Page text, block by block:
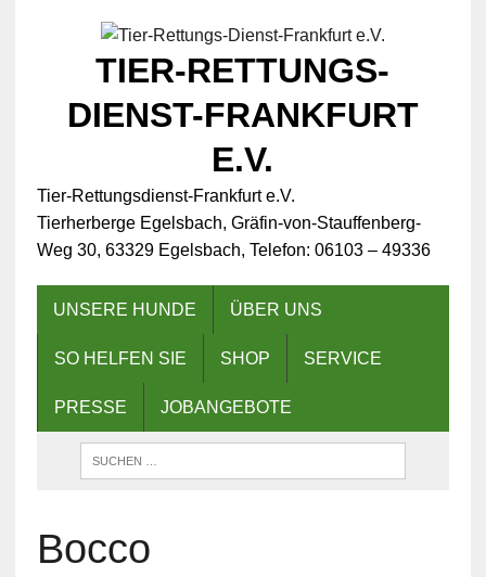
TIER-RETTUNGS-
DIENST-FRANKFURT
E.V.
Tier-Rettungsdienst-Frankfurt e.V.
Tierherberge Egelsbach, Gräfin-von-Stauffenberg-
Weg 30, 63329 Egelsbach, Telefon: 06103 – 49336
UNSERE HUNDE ÜBER UNS
SO HELFEN SIE SHOP SERVICE
PRESSE JOBANGEBOTE
Bocco